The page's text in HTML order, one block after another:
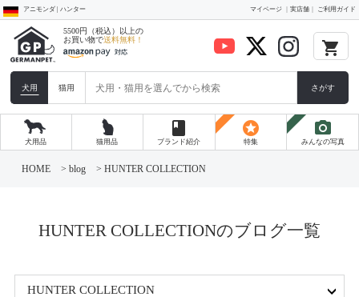
アニモンダ | ハンター マイページ 実店舗 ご利用ガイド
5500円（税込）以上の
お買い物で送料無料！ local_grocery_store
犬用 猫用 さがす
犬用品 猫用品
book
ブランド紹介
stars
特集
photo_camera
みんなの写真
HOME > blog > HUNTER COLLECTION
HUNTER COLLECTIONのブログ一覧
HUNTER COLLECTION